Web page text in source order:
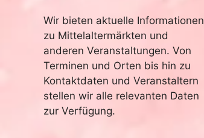
Wir bieten aktuelle Informationen
zu Mittelaltermärkten und
anderen Veranstaltungen. Von
Terminen und Orten bis hin zu
Kontaktdaten und Veranstaltern
stellen wir alle relevanten Daten
zur Verfügung.